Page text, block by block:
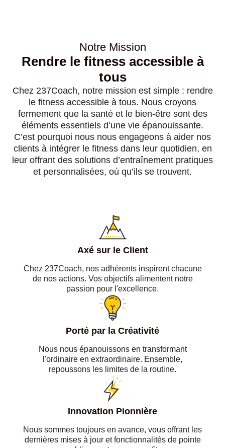
Notre Mission
Rendre le fitness accessible à
tous
Chez 237Coach, notre mission est simple : rendre
le fitness accessible à tous. Nous croyons
fermement que la santé et le bien-être sont des
éléments essentiels d’une vie épanouissante.
C’est pourquoi nous nous engageons à aider nos
clients à intégrer le fitness dans leur quotidien, en
leur offrant des solutions d’entraînement pratiques
et personnalisées, où qu’ils se trouvent.
Axé sur le Client
Chez 237Coach, nos adhérents inspirent chacune
de nos actions. Vos objectifs alimentent notre
passion pour l'excellence.
Porté par la Créativité
Nous nous épanouissons en transformant
l'ordinaire en extraordinaire. Ensemble,
repoussons les limites de la routine.
Innovation Pionnière
Nous sommes toujours en avance, vous offrant les
dernières mises à jour et fonctionnalités de pointe